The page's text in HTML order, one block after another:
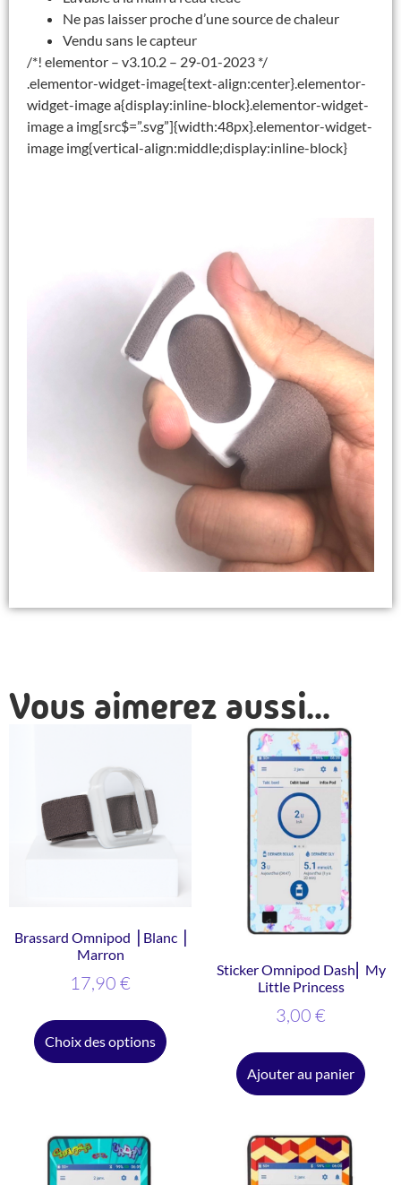
Ne pas laisser proche d’une source de chaleur
Vendu sans le capteur
/*! elementor – v3.10.2 – 29-01-2023 */
.elementor-widget-image{text-align:center}.elementor-
widget-image a{display:inline-block}.elementor-widget-
image a img[src$=”.svg”]{width:48px}.elementor-widget-
image img{vertical-align:middle;display:inline-block}
Vous aimerez aussi...
Brassard Omnipod ⎥ Blanc ⎥
Marron
17,90 €
Choix des options
Sticker Omnipod Dash⎜ My
Little Princess
3,00 €
Ajouter au panier